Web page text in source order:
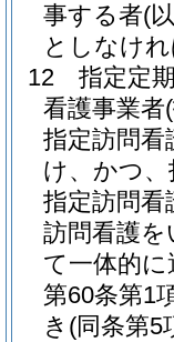
事する者(
としなけ
12
指定定
看護事業者
指定訪問看
け、かつ
指定訪問看
訪問看護
て一体的
第60条第1
き (同条第5